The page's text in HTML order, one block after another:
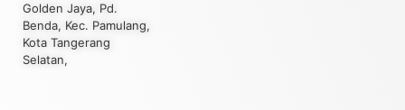
Golden Jaya, Pd.
Benda, Kec. Pamulang,
Kota Tangerang
Selatan,